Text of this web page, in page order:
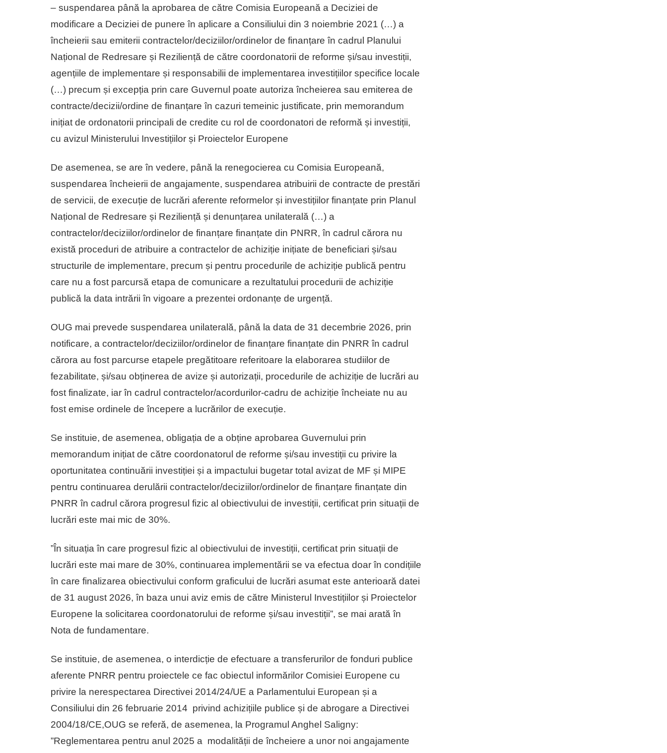
– suspendarea până la aprobarea de către Comisia Europeană a Deciziei de
modificare a Deciziei de punere în aplicare a Consiliului din 3 noiembrie 2021 (…) a
încheierii sau emiterii contractelor/deciziilor/ordinelor de finanțare în cadrul Planului
Național de Redresare și Reziliență de către coordonatorii de reforme și/sau investiții,
agențiile de implementare și responsabilii de implementarea investițiilor specifice locale
(…) precum și excepția prin care Guvernul poate autoriza încheierea sau emiterea de
contracte/decizii/ordine de finanțare în cazuri temeinic justificate, prin memorandum
inițiat de ordonatorii principali de credite cu rol de coordonatori de reformă și investiții,
cu avizul Ministerului Investițiilor și Proiectelor Europene
De asemenea, se are în vedere, până la renegocierea cu Comisia Europeană,
suspendarea încheierii de angajamente, suspendarea atribuirii de contracte de prestări
de servicii, de execuție de lucrări aferente reformelor și investițiilor finanțate prin Planul
Național de Redresare și Reziliență și denunțarea unilaterală (…) a
contractelor/deciziilor/ordinelor de finanțare finanțate din PNRR, în cadrul cărora nu
există proceduri de atribuire a contractelor de achiziție inițiate de beneficiari și/sau
structurile de implementare, precum și pentru procedurile de achiziție publică pentru
care nu a fost parcursă etapa de comunicare a rezultatului procedurii de achiziție
publică la data intrării în vigoare a prezentei ordonanțe de urgență.
OUG mai prevede suspendarea unilaterală, până la data de 31 decembrie 2026, prin
notificare, a contractelor/deciziilor/ordinelor de finanțare finanțate din PNRR în cadrul
cărora au fost parcurse etapele pregătitoare referitoare la elaborarea studiilor de
fezabilitate, și/sau obținerea de avize și autorizații, procedurile de achiziție de lucrări au
fost finalizate, iar în cadrul contractelor/acordurilor-cadru de achiziție încheiate nu au
fost emise ordinele de începere a lucrărilor de execuție.
Se instituie, de asemenea, obligația de a obține aprobarea Guvernului prin
memorandum inițiat de către coordonatorul de reforme și/sau investiții cu privire la
oportunitatea continuării investiției și a impactului bugetar total avizat de MF și MIPE
pentru continuarea derulării contractelor/deciziilor/ordinelor de finanțare finanțate din
PNRR în cadrul cărora progresul fizic al obiectivului de investiții, certificat prin situații de
lucrări este mai mic de 30%.
”În situația în care progresul fizic al obiectivului de investiții, certificat prin situații de
lucrări este mai mare de 30%, continuarea implementării se va efectua doar în condițiile
în care finalizarea obiectivului conform graficului de lucrări asumat este anterioară datei
de 31 august 2026, în baza unui aviz emis de către Ministerul Investițiilor și Proiectelor
Europene la solicitarea coordonatorului de reforme și/sau investiții”, se mai arată în
Nota de fundamentare.
Se instituie, de asemenea, o interdicție de efectuare a transferurilor de fonduri publice
aferente PNRR pentru proiectele ce fac obiectul informărilor Comisiei Europene cu
privire la nerespectarea Directivei 2014/24/UE a Parlamentului European și a
Consiliului din 26 februarie 2014 privind achizițiile publice și de abrogare a Directivei
2004/18/CE,OUG se referă, de asemenea, la Programul Anghel Saligny:
”Reglementarea pentru anul 2025 a modalității de încheiere a unor noi angajamente